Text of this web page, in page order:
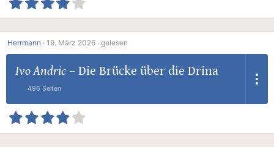
Herrmann · 19. März 2026 · gelesen
Ivo Andric– Die Brücke über die Drina
496 Seiten